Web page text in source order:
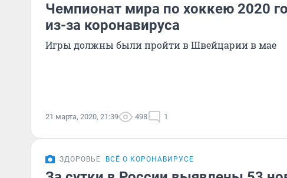
Чемпионат мира по хоккею 2020
из-за коронавируса
Игры должны были пройти в Швейцарии в мае
21 марта, 2020, 21:39 498 1
ЗДОРОВЬЕ ВСЁ О КОРОНАВИРУСЕ